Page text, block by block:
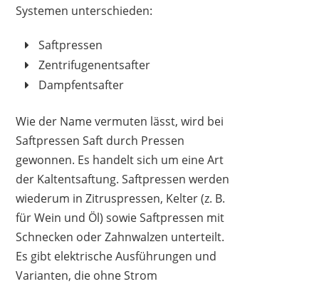
VIVOHOME
79,99 €75,99 €*
Systemen unterschieden:
Saftpressen
Zentrifugenentsafter
Dampfentsafter
Wie der Name vermuten lässt, wird bei
Saftpressen Saft durch Pressen
gewonnen. Es handelt sich um eine Art
der Kaltentsaftung. Saftpressen werden
wiederum in Zitruspressen, Kelter (z. B.
für Wein und Öl) sowie Saftpressen mit
Schnecken oder Zahnwalzen unterteilt.
Es gibt elektrische Ausführungen und
Varianten, die ohne Strom